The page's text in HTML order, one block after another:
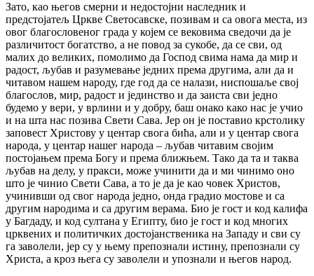
Зато, као његов смерни и недостојни наследник и
предстојатељ Цркве Светосавске, позивам и са овога места, из
овог благословеног града у којем се вековима сведочи да је
различитост богатство, а не повод за сукобе, да се сви, од
малих до великих, помолимо да Господ свима нама да мир и
радост, љубав и разумевање једних према другима, али да и
читавом нашем народу, где год да се налази, ниспошаље свој
благослов, мир, радост и јединство и да заиста сви једно
будемо у вери, у врлини и у добру, баш онако како нас је учио
и на шта нас позива Свети Сава. Јер он је поставио крстолику
заповест Христову у центар свога бића, али и у центар свога
народа, у центар нашег народа – љубав читавим својим
постојањем према Богу и према ближњем. Тако да та и таква
љубав на делу, у пракси, може учинити да и ми чинимо оно
што је чинио Свети Сава, а то је да је као човек Христов,
учинивши од свог народа једно, онда градио мостове и са
другим народима и са другим верама. Био је гост и код калифа
у Багдаду, и код султана у Египту, био је гост и код многих
црквених и политичких достојанственика на Западу и сви су
га заволели, јер су у њему препознали истину, препознали су
Христа, а кроз њега су заволели и упознали и његов народ.